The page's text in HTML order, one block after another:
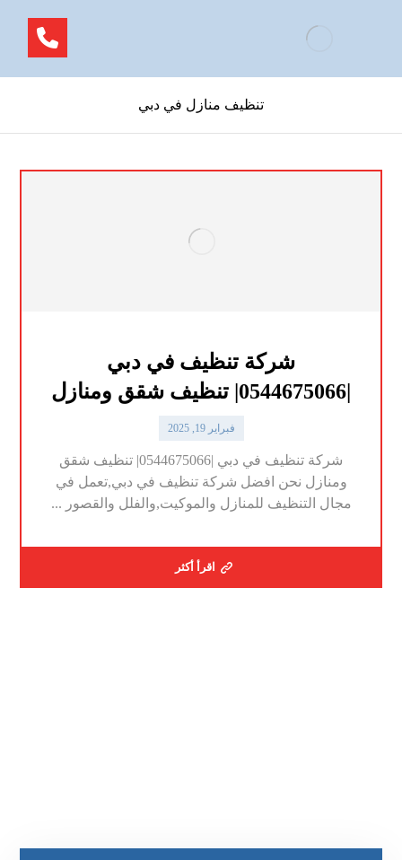
تنظيف منازل في دبي
شركة تنظيف في دبي
|0544675066| تنظيف شقق ومنازل
فبراير 19, 2025
شركة تنظيف في دبي |0544675066| تنظيف شقق
ومنازل نحن افضل شركة تنظيف في دبي,تعمل في
مجال التنظيف للمنازل والموكيت,والفلل والقصور ...
اقرأ أكثر